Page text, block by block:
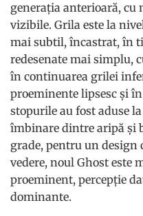
generația anterioară,
vizibile. Grila este la
mai subtil, încastrat, în
redesenate mai simplu,
în continuarea grilei
proeminente lipsesc și
stopurile au fost aduse
îmbinare dintre aripă și
grade, pentru un
vedere, noul Ghost este
proeminent, percepție
dominante.